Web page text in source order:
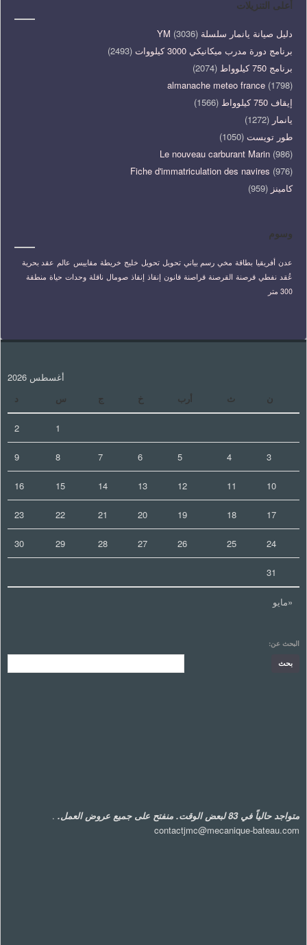
أعلى التنزيلات
دليل صيانة يانمار سلسلة YM (3036)
برنامج دورة مدرب ميكانيكي 3000 كيلووات
(2493)
برنامج 750 كيلوواط
(2074)
almanache meteo france (1798)
إيقاف 750 كيلوواط
(1566)
يانمار (1272)
طور تويست (1050)
Le nouveau carburant Marin (986)
Fiche d'immatriculation des navires (976)
كامينز (959)
وسوم
عدن أفريقيا بطاقة مخي رسم بياني تحويل تحويل خليج خريطة مقاييس عالم عقد بحرية
عُقد نفطي قرصنة القرصنة قراصنة قانون إنقاذ إنقاذ صومال ناقلة وحدات حياة منطقة
300 متر
أغسطس 2026
ن
ث أرب خ ج س د
«مايو
1
2
3
4
5
6
7
8
9
10
11
12
13
14
15
16
17
18
19
20
21
22
23
24
25
26
27
28
29
30
31
البحث عن:
متواجد حالياً في 83 لبعض الوقت. منفتح على جميع عروض العمل.
.
contactjmc@mecanique-bateau.com